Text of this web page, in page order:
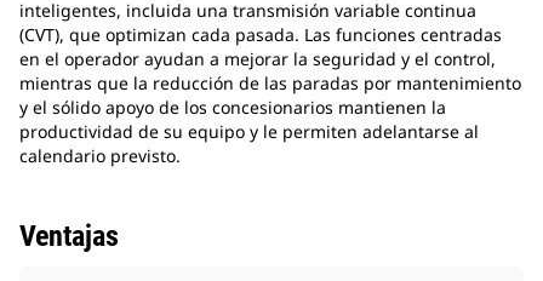
inteligentes, incluida una transmisión variable continua
(CVT), que optimizan cada pasada. Las funciones centradas
en el operador ayudan a mejorar la seguridad y el control,
mientras que la reducción de las paradas por mantenimiento
y el sólido apoyo de los concesionarios mantienen la
productividad de su equipo y le permiten adelantarse al
calendario previsto.
Ventajas